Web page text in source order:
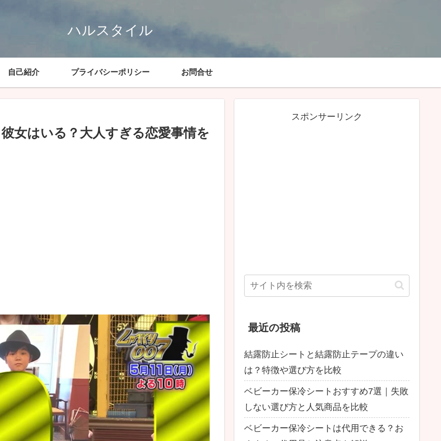
ハルスタイル
自己紹介 プライバシーポリシー お問合せ
女はいる？大人すぎる恋愛事情を
スポンサーリンク
最近の投稿
結露防止シートと結露防止テープの違い
は？特徴や選び方を比較
ベビーカー保冷シートおすすめ7選｜失敗
しない選び方と人気商品を比較
ベビーカー保冷シートは代用できる？お